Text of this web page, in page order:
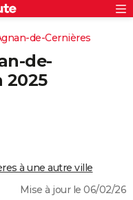
Rechercher
de-Cernières
de-
2025
à une autre ville
Mise à jour le 06/02/26